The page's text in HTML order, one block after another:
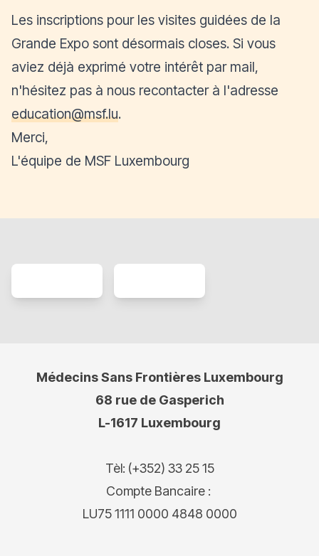
Les inscriptions pour les visites guidées de la
Grande Expo sont désormais closes. Si vous
aviez déjà exprimé votre intérêt par mail,
n'hésitez pas à nous recontacter à l'adresse
education@msf.lu.
Merci,
L'équipe de MSF Luxembourg
Médecins Sans Frontières Luxembourg
68 rue de Gasperich
L-1617 Luxembourg
Tèl: (+352) 33 25 15
Compte Bancaire :
LU75 1111 0000 4848 0000